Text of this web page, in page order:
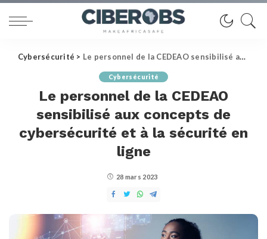
Cybersécurité > Le personnel de la CEDEAO sensibilisé aux concepts de cybersécurité et à la sécurité en ligne
Cybersécurité
Le personnel de la CEDEAO
sensibilisé aux concepts de
cybersécurité et à la sécurité en
ligne
28 mars 2023